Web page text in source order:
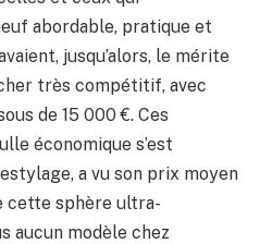
abordable, pratique et
jusqu’alors, le mérite
très compétitif, avec
de 15 000 €. Ces
économique s’est
a vu son prix moyen
cette sphère ultra-
aucun modèle chez